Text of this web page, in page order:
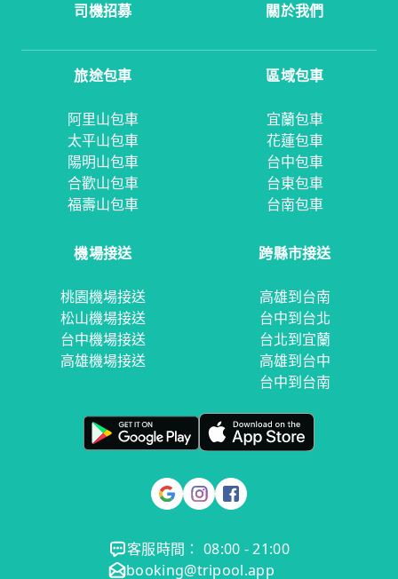
司機招募
關於我們
旅途包車
阿里山包車
太平山包車
陽明山包車
合歡山包車
福壽山包車
區域包車
宜蘭包車
花蓮包車
台中包車
台東包車
台南包車
機場接送
桃園機場接送
松山機場接送
台中機場接送
高雄機場接送
跨縣市接送
高雄到台南
台中到台北
台北到宜蘭
高雄到台中
台中到台南
客服時間： 08:00 - 21:00
booking@tripool.app